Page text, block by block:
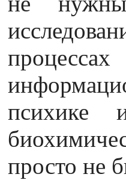
психике
просто не